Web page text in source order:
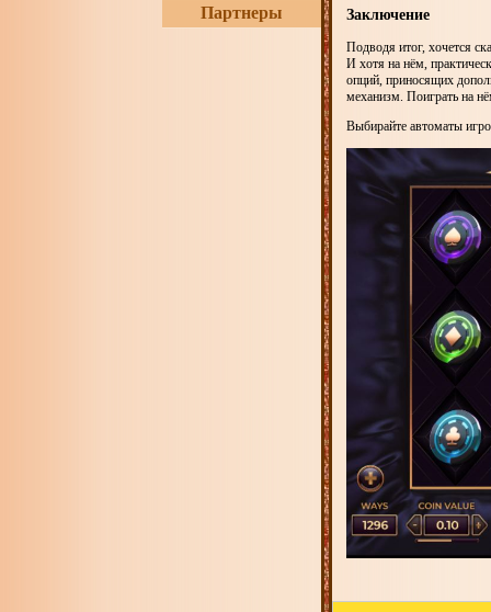
Партнеры Заключение
Подводя итог, хочется
И хотя на нём,
опций, приносящих
механизм. Поиграть на
Выбирайте автоматы